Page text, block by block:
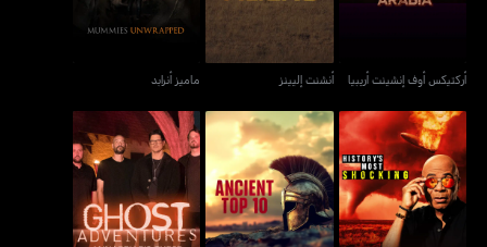
أركتيكس أوف إنشينت أريبيا أنشنت إليينز ماميز أنرابد
هيستوريز موست شوكينغ أينشنت توب 10
غوست أدفنتشرز: أنابيلز
كيرس